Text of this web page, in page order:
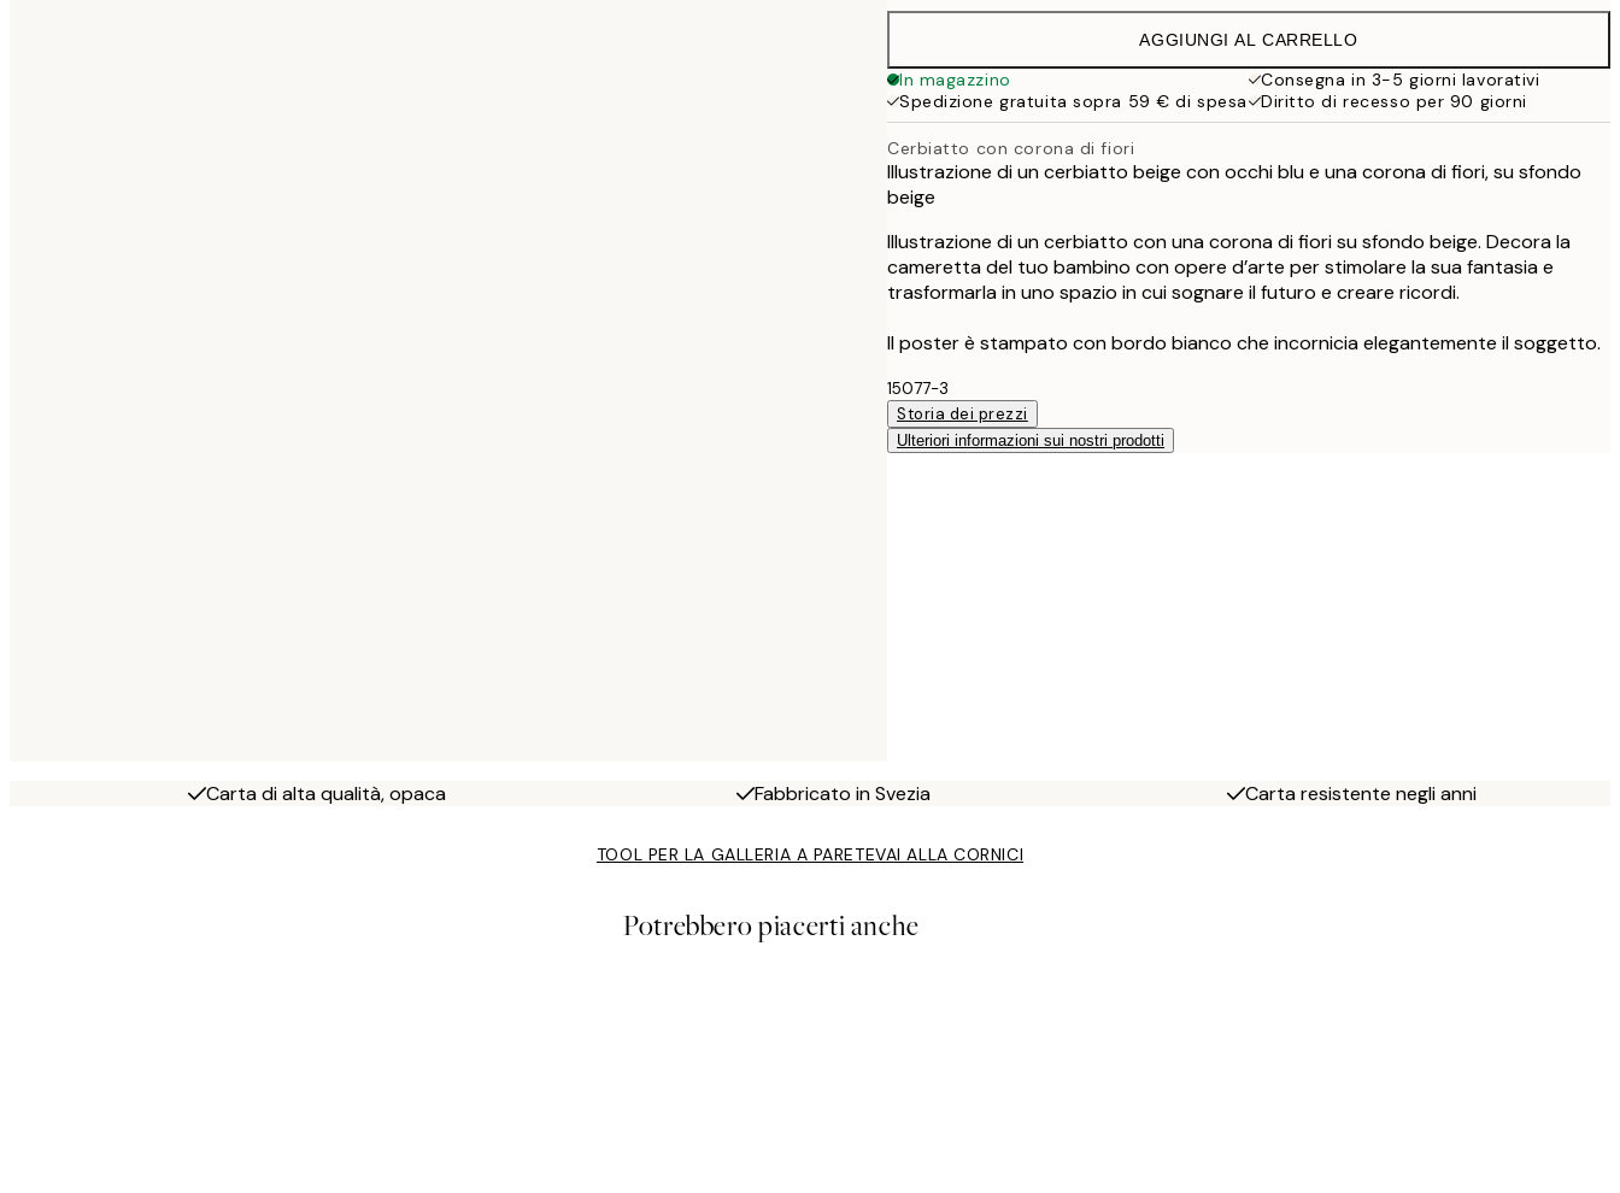
13 €
19,95 €
50x70 cm
32,45 €
AGGIUNGI AL CARRELLO
In magazzino
Consegna in 3-5 giorni lavorativi
Spedizione gratuita sopra 59 € di spesa
Diritto di recesso per 90 giorni
Cerbiatto con corona di fiori
Illustrazione di un cerbiatto beige con occhi blu e una corona di fiori, su sfondo
beige
Illustrazione di un cerbiatto con una corona di fiori su sfondo beige. Decora la
cameretta del tuo bambino con opere d’arte per stimolare la sua fantasia e
trasformarla in uno spazio in cui sognare il futuro e creare ricordi.
Il poster è stampato con bordo bianco che incornicia elegantemente il soggetto.
15077-3
Storia dei prezzi
Ulteriori informazioni sui nostri prodotti
Carta di alta qualità, opaca Fabbricato in Svezia Carta resistente negli anni
TOOL PER LA GALLERIA A PARETEVAI ALLA CORNICI
Potrebbero piacerti anche